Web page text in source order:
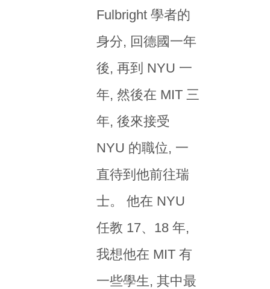
Fulbright 學者的
身分, 回德國一年
後, 再到 NYU 一
年, 然後在 MIT 三
年, 後來接受
NYU 的職位, 一
直待到他前往瑞
士。 他在 NYU
任教 17、18 年,
我想他在 MIT 有
一些學生, 其中最